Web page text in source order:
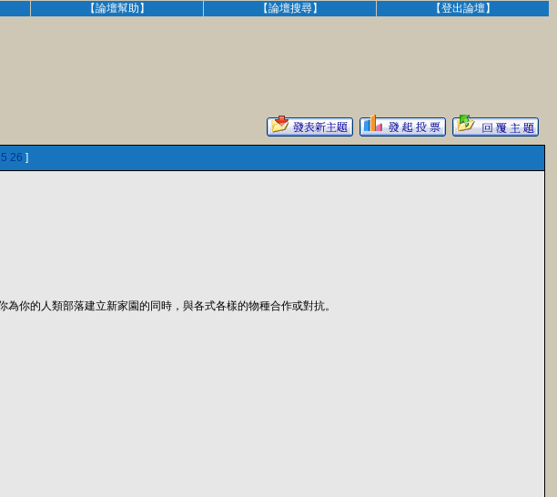
【論壇幫助】 【論壇搜尋】 【登出論壇】
26 ]
你的人類部落建立新家園的同時，與各式各樣的物種合作或對抗。